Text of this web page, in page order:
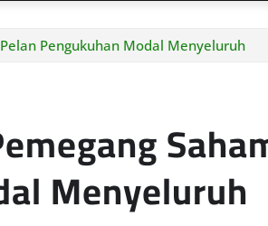
Pengukuhan Modal Menyeluruh
Menyeluruh